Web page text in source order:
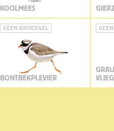
KOOLMEES
GEEN BROEDSEL
BONTBEKPLEVIER